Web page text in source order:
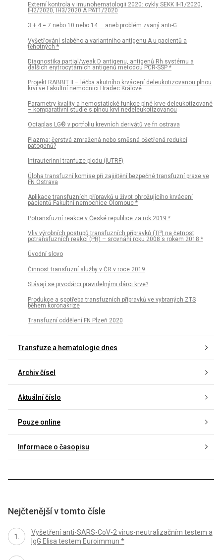
Externí kontrola v imunohematologii 2020: cykly SEKK IH1/2020,
IH2/2020, IH3/2020 A PAT1/2020
3 + 4 = 7 nebo 10 nebo 14 … aneb problém zvaný anti-G
Vyšetřování slabého a variantního antigenu A u pacientů a
těhotných *
Diagnostika partial/weak D antigenu, antigenů Rh systému a
dalších erytrocytárních antigenů metodou PCR-SSP *
Projekt RABBIT II – léčba akutního krvácení deleukotizovanou plnou
krví ve Fakultní nemocnici Hradec Králové
Parametry kvality a hemostatické funkce plné krve deleukotizované
– komparativní studie s plnou krví nedeleukotizovanou
Octaplas LG® v portfoliu krevních derivátů ve fn ostrava
Plazma: čerstvá zmražená nebo směsná ošetřená redukcí
patogenů?
Intrauterinní tranfuze plodu (IUTRF)
Úloha transfuzní komise při zajištění bezpečné transfuzní praxe ve
FN Ostrava
Aplikace transfuzních přípravků u život ohrožujícího krvácení
pacientů Fakultní nemocnice Olomouc *
Potransfuzní reakce v České republice za rok 2019 *
Vliv výrobních postupů transfuzních přípravků (TP) na četnost
potransfuzních reakcí (PR) – srovnání roku 2008 s rokem 2018 *
Úvodní slovo
Činnost transfuzní služby v ČR v roce 2019
Stávají se prvodárci pravidelnými dárci krve?
Produkce a spotřeba transfuzních přípravků ve vybraných ZTS
během koronakrize
Transfuzní oddělení FN Plzeň 2020
Transfuze a hematologie dnes
Archiv čísel
Aktuální číslo
Pouze online
Informace o časopisu
Nejčtenější v tomto čísle
Vyšetření anti-SARS-CoV-2 virus-neutralizačním testem a
IgG Elisa testem Euroimmun *